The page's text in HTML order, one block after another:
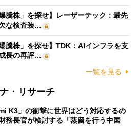
騰株」を探せ】レーザーテック：最先
な検査装…
騰株」を探せ】TDK：AIインフラを支
長の再評…
一覧を見る
・リサーチ
K3」の衝撃に世界はどう対応するの
長官が検討する「蒸留を行う中国